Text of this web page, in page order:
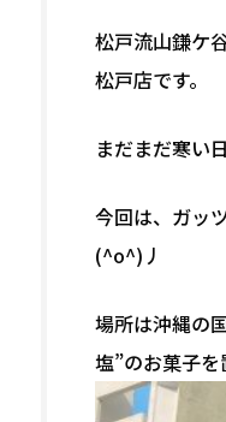
松戸流山鎌ケ
松戸店です。
まだまだ寒い
今回は、ガッ
(^o^)丿
場所は沖縄の
塩”のお菓子を